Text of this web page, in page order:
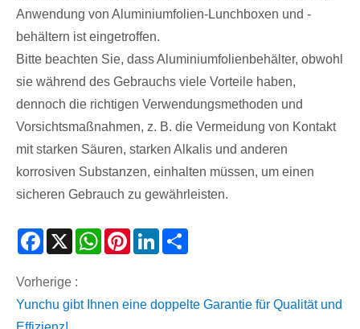
Anwendung von Aluminiumfolien-Lunchboxen und -
behältern ist eingetroffen.
Bitte beachten Sie, dass Aluminiumfolienbehälter, obwohl
sie während des Gebrauchs viele Vorteile haben,
dennoch die richtigen Verwendungsmethoden und
Vorsichtsmaßnahmen, z. B. die Vermeidung von Kontakt
mit starken Säuren, starken Alkalis und anderen
korrosiven Substanzen, einhalten müssen, um einen
sicheren Gebrauch zu gewährleisten.
Facebook
X WhatsAppPinterestLinkedIn
Vorherige :
Yunchu gibt Ihnen eine doppelte Garantie für Qualität und